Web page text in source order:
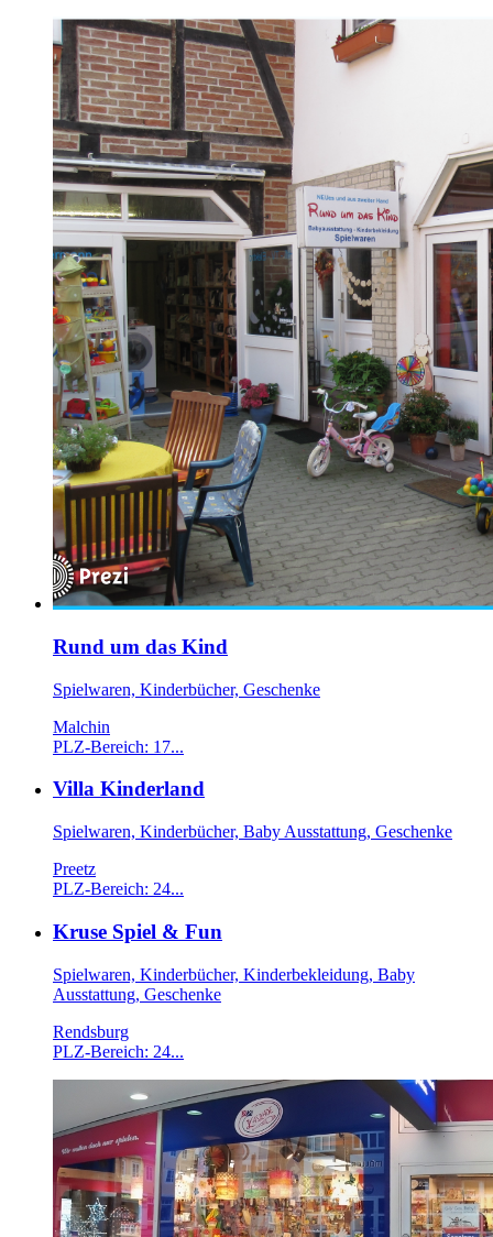
Rund um das Kind
Spielwaren, Kinderbücher, Geschenke
Malchin
PLZ-Bereich: 17...
Villa Kinderland
Spielwaren, Kinderbücher, Baby Ausstattung, Geschenke
Preetz
PLZ-Bereich: 24...
Kruse Spiel & Fun
Spielwaren, Kinderbücher, Kinderbekleidung, Baby
Ausstattung, Geschenke
Rendsburg
PLZ-Bereich: 24...